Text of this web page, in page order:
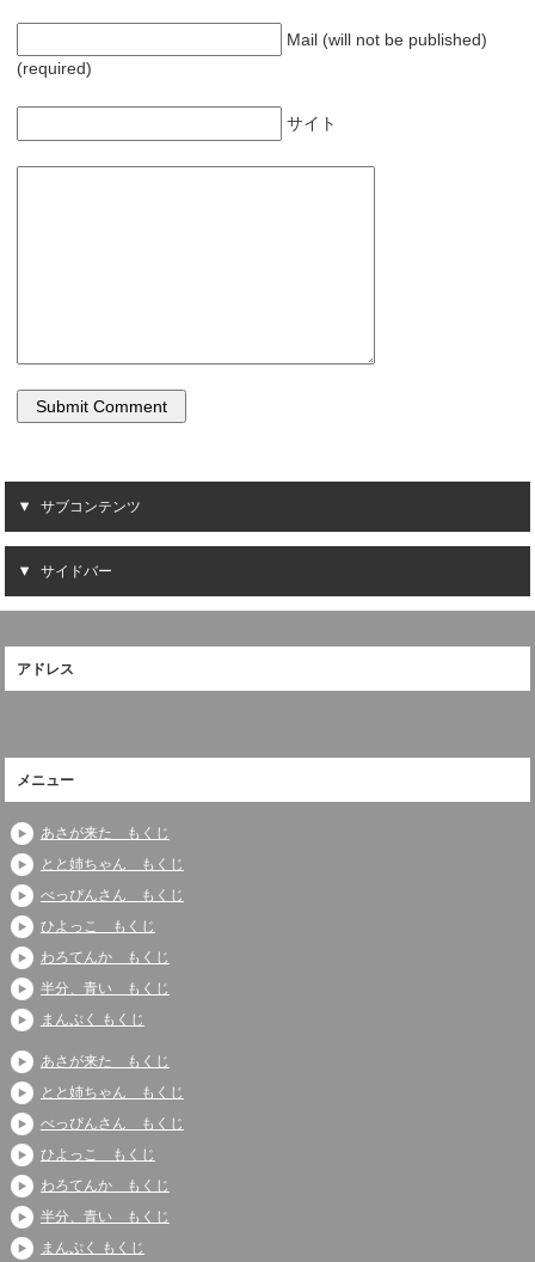
Mail (will not be published)
(required)
サイト
サブコンテンツ
サイドバー
アドレス
メニュー
あさが来た もくじ
とと姉ちゃん もくじ
べっぴんさん もくじ
ひよっこ もくじ
わろてんか もくじ
半分、青い もくじ
まんぷく もくじ
あさが来た もくじ
とと姉ちゃん もくじ
べっぴんさん もくじ
ひよっこ もくじ
わろてんか もくじ
半分、青い もくじ
まんぷく もくじ